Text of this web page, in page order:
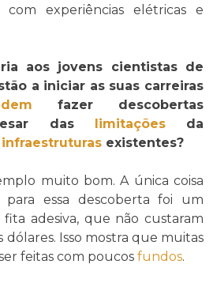
com experiências elétricas e
aos jovens cientistas de
a iniciar as suas carreiras
fazer descobertas
das limitaçõesda
infraestruturas existentes?
muito bom. A única coisa
essa descoberta foi um
adesiva, que não custaram
dólares. Isso mostra que muitas
feitas com poucos fundos.